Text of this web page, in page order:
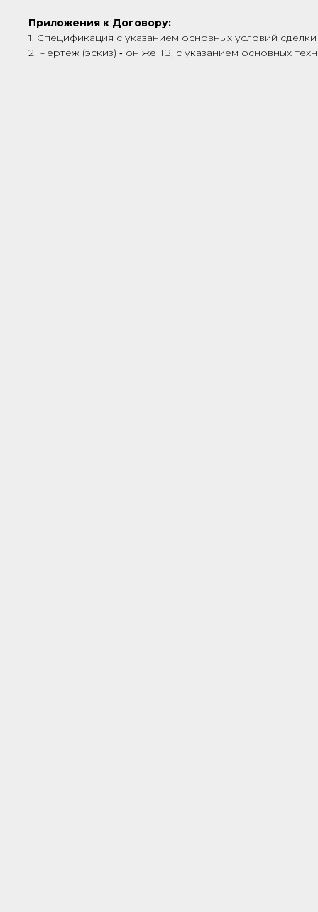
Приложения к Договору:
1. Спецификация с указанием основных условий
2. Чертеж (эскиз) ‑ он же ТЗ, с указанием основных